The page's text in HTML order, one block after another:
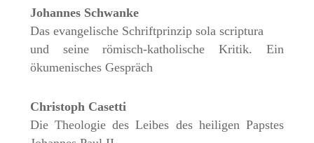
Johannes Schwanke
Das evangelische Schriftprinzip sola scriptura
und seine römisch-katholische Kritik. Ein
ökumenisches Gespräch
Christoph Casetti
Die Theologie des Leibes des heiligen Papstes